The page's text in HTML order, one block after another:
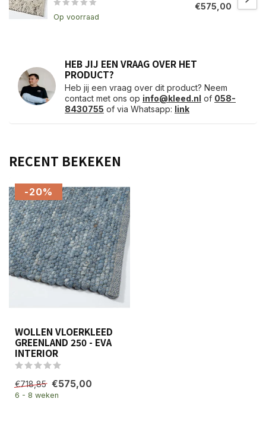
Op voorraad
€575,00
HEB JIJ EEN VRAAG OVER HET
PRODUCT?
Heb jij een vraag over dit product? Neem
contact met ons op info@kleed.nl of 058-
8430755 of via Whatsapp: link
RECENT BEKEKEN
-20%
WOLLEN VLOERKLEED
GREENLAND 250 - EVA
INTERIOR
€718,85 €575,00
6 - 8 weken